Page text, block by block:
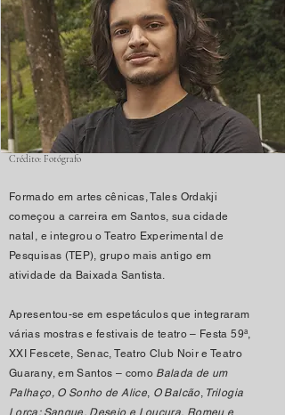
Crédito: Fotógrafo
Formado em artes cênicas, Tales Ordakji
começou a carreira em Santos, sua cidade
natal, e integrou o Teatro Experimental de
Pesquisas (TEP), grupo mais antigo em
atividade da Baixada Santista.
Apresentou-se em espetáculos que integraram
várias mostras e festivais de teatro – Festa 59ª,
XXI Fescete, Senac, Teatro Club Noir e Teatro
Guarany, em Santos – como Balada de um
Palhaço, O Sonho de Alice, O Balcão, Trilogia
Lorca: Sangue, Desejo e Loucura, Romeu e